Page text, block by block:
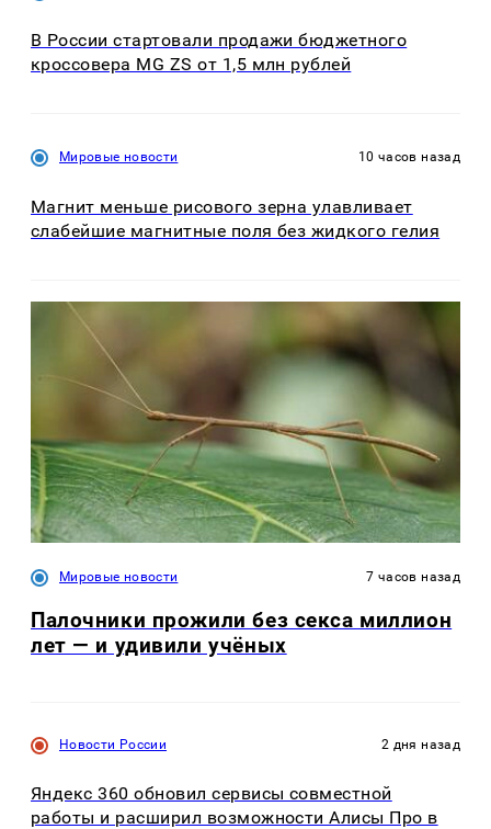
В России стартовали продажи бюджетного
кроссовера MG ZS от 1,5 млн рублей
Мировые новости 10 часов назад
Магнит меньше рисового зерна улавливает
слабейшие магнитные поля без жидкого гелия
Мировые новости 7 часов назад
Палочники прожили без секса миллион
лет — и удивили учёных
Новости России 2 дня назад
Яндекс 360 обновил сервисы совместной
работы и расширил возможности Алисы Про в